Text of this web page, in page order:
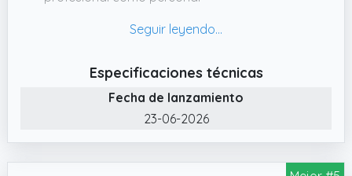
con silicona suave, estas gafas protegen la
de alta calidad proporciona una experiencia
de uso cómoda incluso en tratamientos
intensivos, asegurando el máximo confort sin
✔️ Ligeras y portátiles: Con solo 20 g de peso
Especificaciones técnicas
Fecha de lanzamiento
23-06-2026